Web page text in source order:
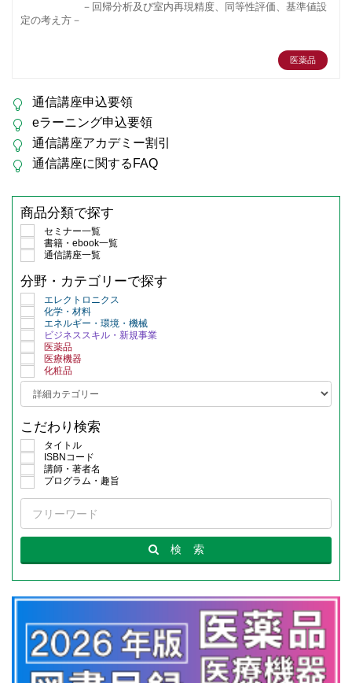
－回帰分析及び室内再現精度、同等性評価、基準値設
定の考え方－
医薬品
通信講座申込要領
eラーニング申込要領
通信講座アカデミー割引
通信講座に関するFAQ
商品分類で探す
セミナー一覧
書籍・ebook一覧
通信講座一覧
分野・カテゴリーで探す
エレクトロニクス
化学・材料
エネルギー・環境・機械
ビジネススキル・新規事業
医薬品
医療機器
化粧品
こだわり検索
タイトル
ISBNコード
講師・著者名
プログラム・趣旨
検 索